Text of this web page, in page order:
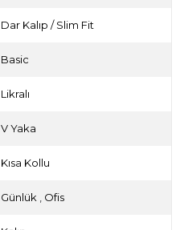
Dar Kalıp / Slim Fit
Basic
Likralı
V Yaka
Kısa Kollu
Günlük Ofis